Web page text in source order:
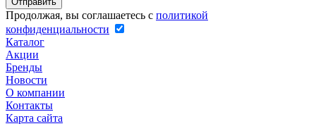
Продолжая, вы соглашаетесь с политикой
конфиденциальности
Каталог
Акции
Бренды
Новости
О компании
Контакты
Карта сайта